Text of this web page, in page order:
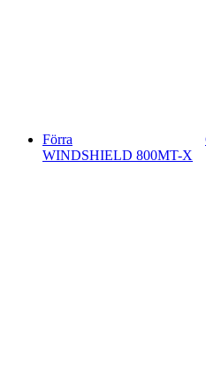
Förra
WINDSHIELD 800MT-X